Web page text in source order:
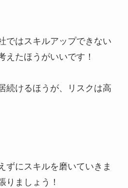
ではスキルアップできない
えたほうがいいです！
続けるほうが、リスクは高
ずにスキルを磨いていきま
りましょう！